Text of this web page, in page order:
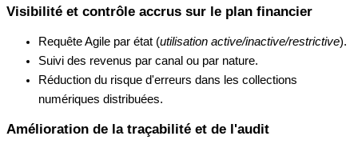
Visibilité et contrôle accrus sur le plan financier
Requête Agile par état (utilisation active/inactive/restrictive).
Suivi des revenus par canal ou par nature.
Réduction du risque d'erreurs dans les collections
numériques distribuées.
Amélioration de la traçabilité et de l'audit